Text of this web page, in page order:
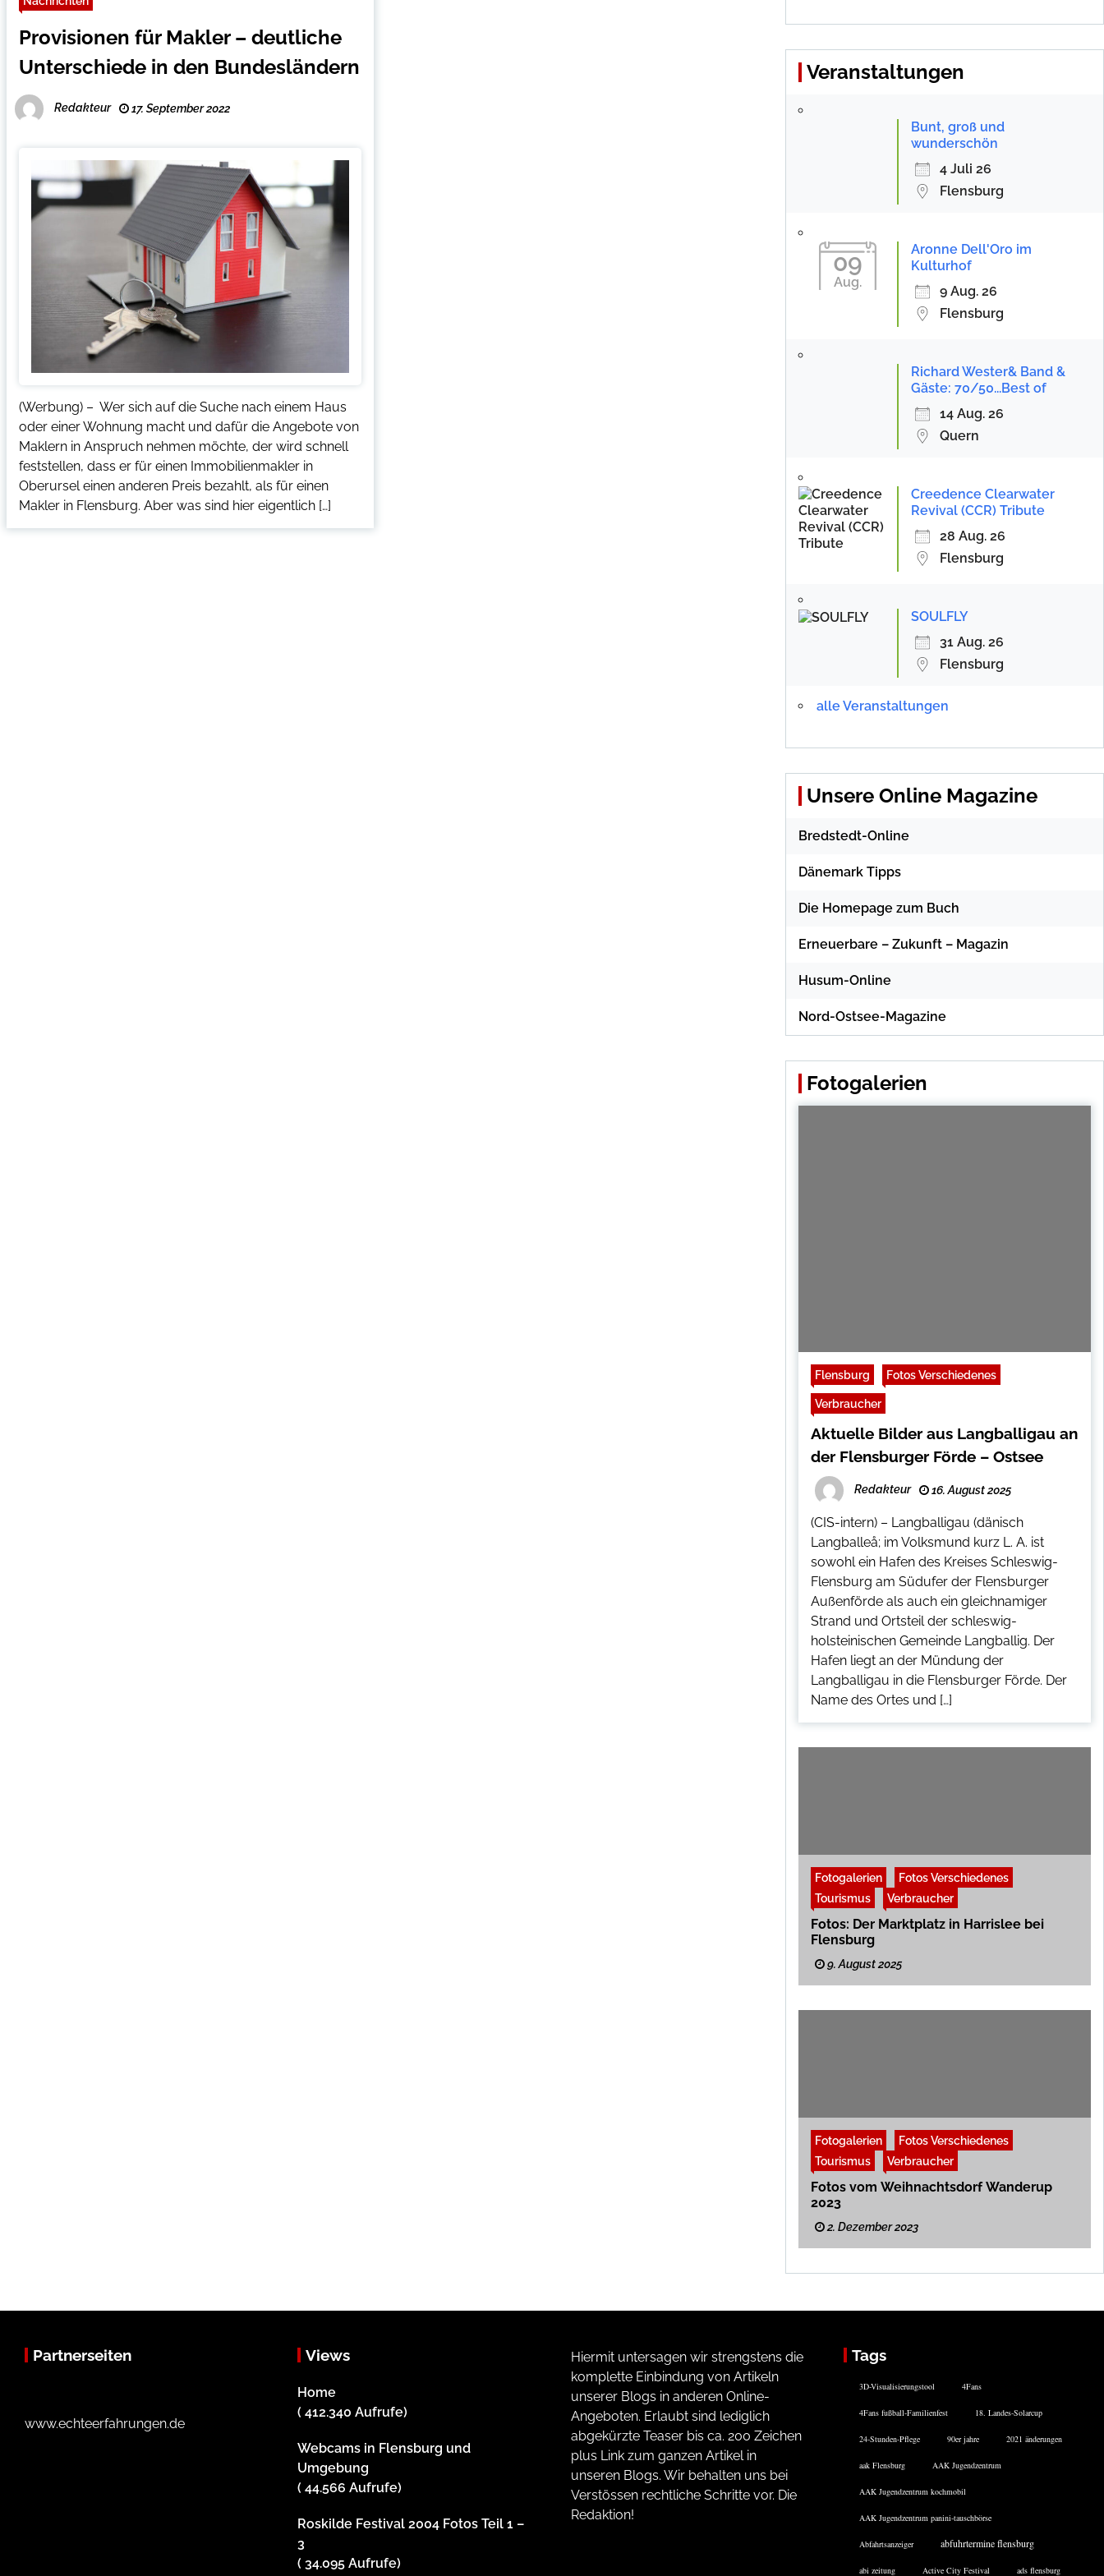
Provisionen für Makler – deutliche
Unterschiede in den Bundesländern
Redakteur 17. September 2022
(Werbung) – Wer sich auf die Suche nach einem Haus
oder einer Wohnung macht und dafür die Angebote von
Maklern in Anspruch nehmen möchte, der wird schnell
feststellen, dass er für einen Immobilienmakler in
Oberursel einen anderen Preis bezahlt, als für einen
Makler in Flensburg. Aber was sind hier eigentlich […]
Veranstaltungen
Bunt, groß und
wunderschön
4 Juli 26
Flensburg
09
Aug.
Aronne Dell'Oro im
Kulturhof
9 Aug. 26
Flensburg
Richard Wester& Band &
Gäste: 70/50...Best of
14 Aug. 26
Quern
Creedence Clearwater
Revival (CCR) Tribute
28 Aug. 26
Flensburg
SOULFLY
31 Aug. 26
Flensburg
alle Veranstaltungen
Unsere Online Magazine
Bredstedt-Online
Dänemark Tipps
Die Homepage zum Buch
Erneuerbare – Zukunft – Magazin
Husum-Online
Nord-Ostsee-Magazine
Fotogalerien
Flensburg Fotos Verschiedenes
Verbraucher
Aktuelle Bilder aus Langballigau an
der Flensburger Förde – Ostsee
Redakteur 16. August 2025
(CIS-intern) – Langballigau (dänisch
Langballeå; im Volksmund kurz L. A. ist
sowohl ein Hafen des Kreises Schleswig-
Flensburg am Südufer der Flensburger
Außenförde als auch ein gleichnamiger
Strand und Ortsteil der schleswig-
holsteinischen Gemeinde Langballig. Der
Hafen liegt an der Mündung der
Langballigau in die Flensburger Förde. Der
Name des Ortes und […]
Fotogalerien
Fotos Verschiedenes
Tourismus
Verbraucher
Fotos: Der Marktplatz in Harrislee bei
Flensburg
9. August 2025
Fotogalerien
Fotos Verschiedenes
Tourismus
Verbraucher
Fotos vom Weihnachtsdorf Wanderup
2023
2. Dezember 2023
Partnerseiten
www.echteerfahrungen.de
Views
Home
( 412.340 Aufrufe)
Webcams in Flensburg und
Umgebung
( 44.566 Aufrufe)
Roskilde Festival 2004 Fotos Teil 1 –
3
( 34.095 Aufrufe)
Hiermit untersagen wir strengstens die
komplette Einbindung von Artikeln
unserer Blogs in anderen Online-
Angeboten. Erlaubt sind lediglich
abgekürzte Teaser bis ca. 200 Zeichen
plus Link zum ganzen Artikel in
unseren Blogs. Wir behalten uns bei
Verstössen rechtliche Schritte vor. Die
Redaktion!
Tags
3D-Visualisierungstool 4Fans
4Fans fußball-Familienfest 18. Landes-Solarcup
24-Stunden-Pflege 90er jahre 2021 änderungen
aak Flensburg AAK Jugendzentrum
AAK Jugendzentrum kochmobil
AAK Jugendzentrum panini-tauschbörse
Abfahrtsanzeiger abfuhrtermine flensburg
abi zeitung Active City Festival ads flensburg